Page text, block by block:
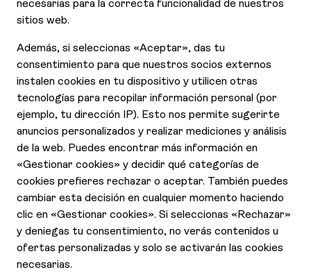
Ofertas
Contáctanos
Declaración de Accesibilidad
Aviso de Privacidad
Cookies
Contrato y condiciones generales
Quienes somos
Responsabilidad Social Corporativa
Condiciones y términos de uso